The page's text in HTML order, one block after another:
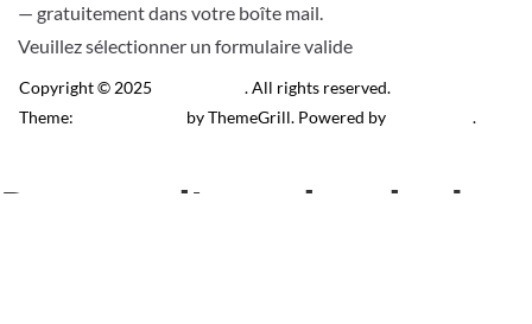
— gratuitement dans votre boîte mail.
Veuillez sélectionner un formulaire valide
Copyright © 2025
. All rights reserved.
Theme:
by ThemeGrill. Powered by .
Recevez l’actu locale de